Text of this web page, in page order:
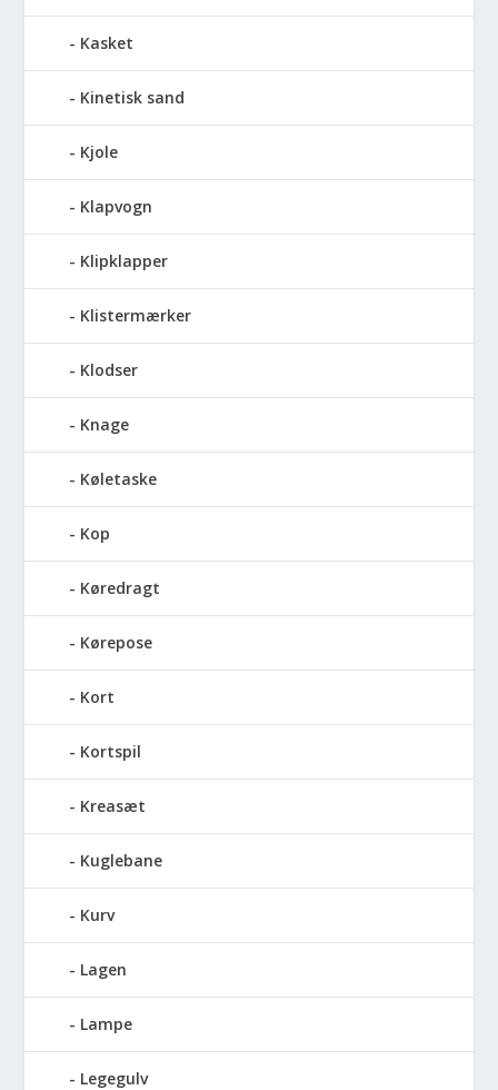
Kasket
Kinetisk sand
Kjole
Klapvogn
Klipklapper
Klistermærker
Klodser
Knage
Køletaske
Kop
Køredragt
Kørepose
Kort
Kortspil
Kreasæt
Kuglebane
Kurv
Lagen
Lampe
Legegulv